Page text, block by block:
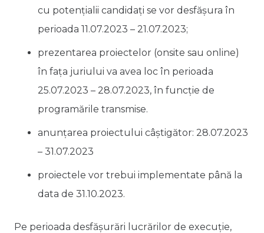
cu potențialii candidați se vor desfășura în
perioada 11.07.2023 – 21.07.2023;
prezentarea proiectelor (onsite sau online)
în fața juriului va avea loc în perioada
25.07.2023 – 28.07.2023, în funcție de
programările transmise.
anunțarea proiectului câștigător: 28.07.2023
– 31.07.2023
proiectele vor trebui implementate până la
data de 31.10.2023.
Pe perioada desfășurări lucrărilor de execuție,